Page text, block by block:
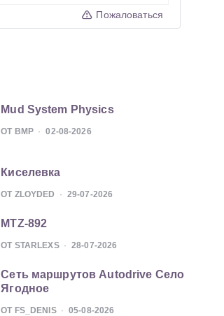
Пожаловаться
Mud System Physics
ОТ BMP 02-08-2026
Киселевка
ОТ ZLOYDED 29-07-2026
MTZ-892
ОТ STARLEXS 28-07-2026
Сеть маршрутов Autodrive Село
Ягодное
ОТ FS_DENIS 05-08-2026